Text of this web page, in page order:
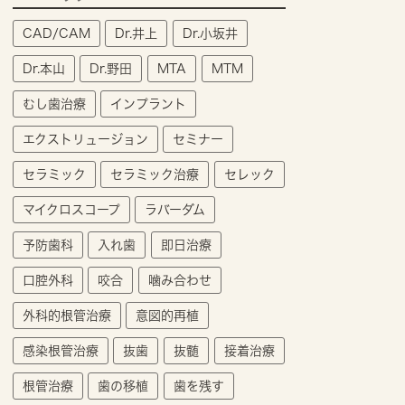
CAD/CAM Dr.井上 Dr.小坂井
Dr.本山 Dr.野田 MTA MTM
むし歯治療 インプラント
エクストリュージョン セミナー
セラミック セラミック治療 セレック
マイクロスコープ ラバーダム
予防歯科 入れ歯 即日治療
口腔外科 咬合 噛み合わせ
外科的根管治療 意図的再植
感染根管治療 抜歯 抜髄 接着治療
根管治療 歯の移植 歯を残す